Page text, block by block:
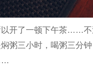
以开了一顿下午茶……不
粥三小时，喝粥三分钟